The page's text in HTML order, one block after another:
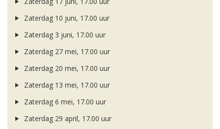
Zaterdag 10 juni, 17.00 uur
Zaterdag 3 juni, 17.00 uur
Zaterdag 27 mei, 17.00 uur
Zaterdag 20 mei, 17.00 uur
Zaterdag 13 mei, 17.00 uur
Zaterdag 6 mei, 17.00 uur
Zaterdag 29 april, 17.00 uur